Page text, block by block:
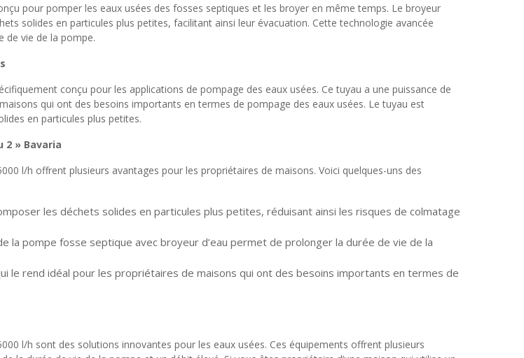
pour pomper les eaux usées des fosses septiques et les broyer en même temps. Le broyeur
solides en particules plus petites, facilitant ainsi leur évacuation. Cette technologie avancée
de vie de la pompe.
conçu pour les applications de pompage des eaux usées. Ce tuyau a une puissance de
qui ont des besoins importants en termes de pompage des eaux usées. Le tuyau est
en particules plus petites.
2 » Bavaria
l/h offrent plusieurs avantages pour les propriétaires de maisons. Voici quelques-uns des
les déchets solides en particules plus petites, réduisant ainsi les risques de colmatage
la pompe fosse septique avec broyeur d’eau permet de prolonger la durée de vie de la
le rend idéal pour les propriétaires de maisons qui ont des besoins importants en termes de
l/h sont des solutions innovantes pour les eaux usées. Ces équipements offrent plusieurs